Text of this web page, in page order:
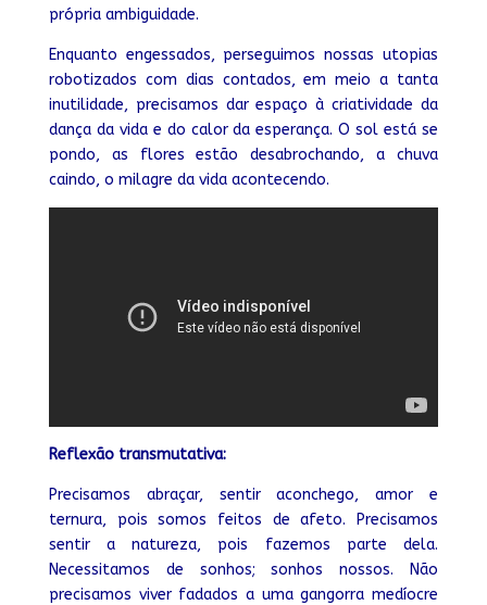
própria ambiguidade.
Enquanto engessados, perseguimos nossas utopias
robotizados com dias contados, em meio a tanta
inutilidade, precisamos dar espaço à criatividade da
dança da vida e do calor da esperança. O sol está se
pondo, as flores estão desabrochando, a chuva
caindo, o milagre da vida acontecendo.
Reflexão transmutativa:
Precisamos abraçar, sentir aconchego, amor e
ternura, pois somos feitos de afeto. Precisamos
sentir a natureza, pois fazemos parte dela.
Necessitamos de sonhos; sonhos nossos. Não
precisamos viver fadados a uma gangorra medíocre